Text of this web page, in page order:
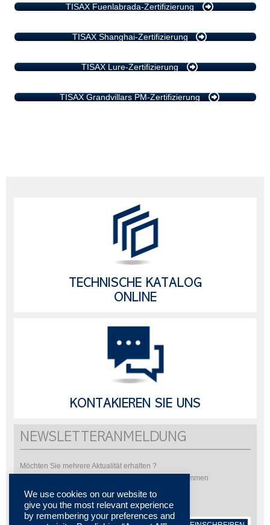
TISAX Fuenlabrada-Zertifizierung
TISAX Shanghai-Zertifizierung
TISAX Lure-Zertifizierung
TISAX Grandvillars PM-Zertifizierung
TECHNISCHE KATALOG
ONLINE
KONTAKIEREN SIE UNS
NEWSLETTERANMELDUNG
Möchten Sie mehrere Aktualität erhalten ?
Bitte abonnieren Sie um unsere Newsletter zu bekommen
We use cookies on our website to
give you the most relevant experience
by remembering your preferences and